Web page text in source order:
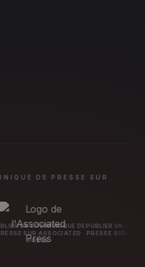
DE PRESSE SUR
UN COMMUNIQUÉ DE
SUR ASSOCIATED
PRESS
PUBLIER UN
PRESSE SUR